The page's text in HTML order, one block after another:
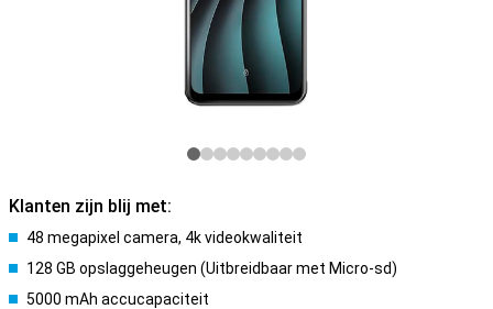
Klanten zijn blij met:
48 megapixel camera, 4k videokwaliteit
128 GB opslaggeheugen (Uitbreidbaar met Micro-sd)
5000 mAh accucapaciteit